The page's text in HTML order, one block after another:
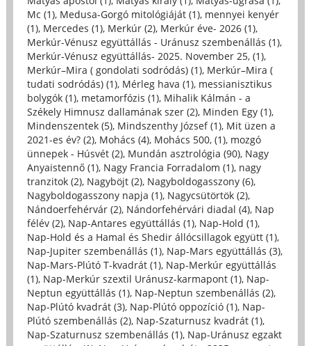
Mc (1), Medusa-Gorgó mitológiáját (1), mennyei kenyér
(1), Mercedes (1), Merkúr (2), Merkúr éve- 2026 (1),
Merkúr-Vénusz együttállás - Uránusz szembenállás (1),
Merkúr-Vénusz együttállás- 2025. November 25, (1),
Merkúr–Mira ( gondolati sodródás) (1), Merkúr–Mira (
tudati sodródás) (1), Mérleg hava (1), messianisztikus
bolygók (1), metamorfózis (1), Mihalik Kálmán - a
Székely Himnusz dallamának szer (2), Minden Egy (1),
Mindenszentek (5), Mindszenthy József (1), Mit üzen a
2021-es év? (2), Mohács (4), Mohács 500, (1), mozgó
ünnepek - Húsvét (2), Mundán asztrológia (90), Nagy
Anyaistennő (1), Nagy Francia Forradalom (1), nagy
tranzitok (2), Nagyböjt (2), Nagyboldogasszony (6),
Nagyboldogasszony napja (1), Nagycsütörtök (2),
Nándoerfehérvár (2), Nándorfehérvári diadal (4), Nap
félév (2), Nap-Antares együttállás (1), Nap-Hold (1),
Nap-Hold és a Hamal és Shedir állócsillagok együtt (1),
Nap-Jupiter szembenállás (1), Nap-Mars együttállás (3),
Nap-Mars-Plútó T-kvadrát (1), Nap-Merkúr együttállás
(1), Nap-Merkúr szextil Uránusz-karmapont (1), Nap-
Neptun együttállás (1), Nap-Neptun szembenállás (2),
Nap-Plútó kvadrát (3), Nap-Plútó oppozíció (1), Nap-
Plútó szembenállás (2), Nap-Szaturnusz kvadrát (1),
Nap-Szaturnusz szembenállás (1), Nap-Uránusz egzakt